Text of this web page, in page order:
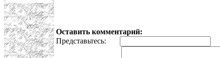
Оставить комментарий:
Представьтесь: